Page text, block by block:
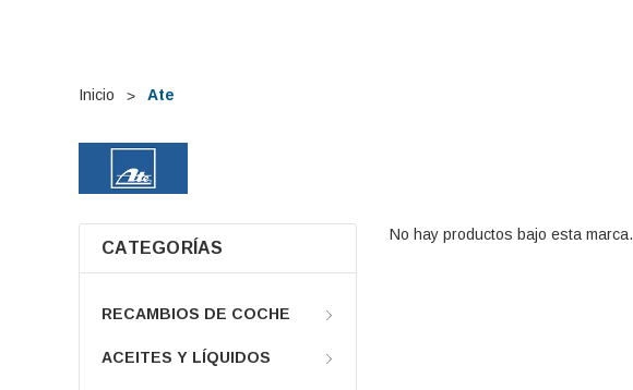
Inicio Ate
CATEGORÍAS
RECAMBIOS DE COCHE
ACEITES Y LÍQUIDOS
No hay productos bajo esta marca.